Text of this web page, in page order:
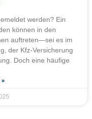
werden? Ein
können in den
auftreten—sei es im
der Kfz-Versicherung
Doch eine häufige
»